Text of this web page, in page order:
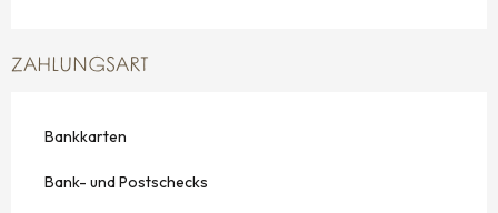
ZAHLUNGSART
Bankkarten
Bank- und Postschecks